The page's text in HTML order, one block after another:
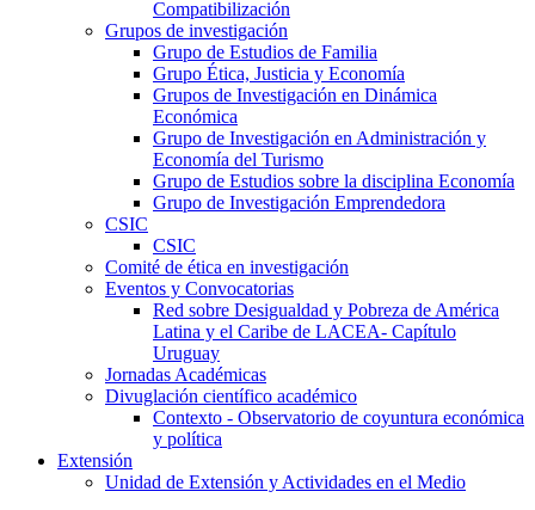
Compatibilización
Grupos de investigación
Grupo de Estudios de Familia
Grupo Ética, Justicia y Economía
Grupos de Investigación en Dinámica
Económica
Grupo de Investigación en Administración y
Economía del Turismo
Grupo de Estudios sobre la disciplina Economía
Grupo de Investigación Emprendedora
CSIC
CSIC
Comité de ética en investigación
Eventos y Convocatorias
Red sobre Desigualdad y Pobreza de América
Latina y el Caribe de LACEA- Capítulo
Uruguay
Jornadas Académicas
Divuglación científico académico
Contexto - Observatorio de coyuntura económica
y política
Extensión
Unidad de Extensión y Actividades en el Medio